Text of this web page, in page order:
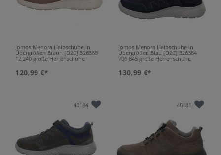
Jomos Menora Halbschuhe in
Übergrößen Braun [D2C] 326385
12 240 große Herrenschuhe
120,99 €*
Jomos Menora Halbschuhe in
Übergrößen Blau [D2C] 326384
706 845 große Herrenschuhe
130,99 €*
40184 40181